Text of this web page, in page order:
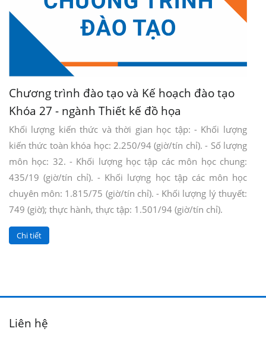
Chương trình đào tạo và Kế hoạch đào tạo
Khóa 27 - ngành Thiết kế đồ họa
Khối lượng kiến thức và thời gian học tập: - Khối lượng
kiến thức toàn khóa học: 2.250/94 (giờ/tín chỉ). - Số lượng
môn học: 32. - Khối lượng học tập các môn học chung:
435/19 (giờ/tín chỉ). - Khối lượng học tập các môn học
chuyên môn: 1.815/75 (giờ/tín chỉ). - Khối lượng lý thuyết:
749 (giờ); thực hành, thực tập: 1.501/94 (giờ/tín chỉ).
Chi tiết
Liên hệ